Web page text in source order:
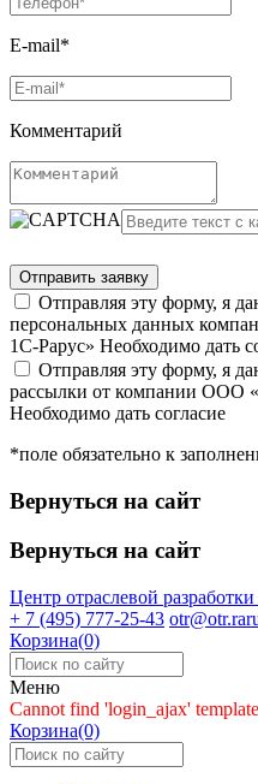
E-mail*
Комментарий
Отправляя эту форму, я
персональных данных
1С-Рарус» Необходимо дать
Отправляя эту форму, я
рассылки от компании ООО
Необходимо дать согласие
*поле обязательно к
Вернуться на сайт
Вернуться на сайт
Центр отраслевой разработки
+ 7 (495) 777-25-43
Корзина(0)
Меню
Cannot find 'login_ajax'
Корзина(0)